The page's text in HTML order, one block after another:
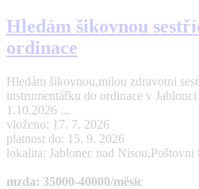
Hledám šikovnou
ordinace
Hledám šikovnou,milou zdravotni
instrumentářku do ordinace v
1.10.2026 ...
vloženo: 17. 7. 2026
platnost do: 15. 9. 2026
lokalita: Jablonec nad
mzda: 35000-40000/měsic